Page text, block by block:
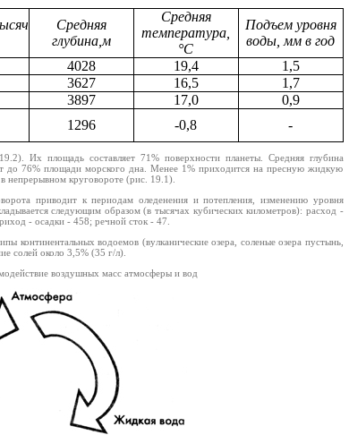
Средняя
глубина,м
Средняя
температура,
°С
Подъем уровня
воды, мм в год
4028 19,4
1,5
3627 16,5
1,7
3897 17,0
0,9
1296 -0,8 -
Их площадь составляет 71% поверхности планеты. Средняя глубина
76% площади морского дна. Менее 1% приходится на пресную жидкую
непрерывном круговороте (рис. 19.1).
приводит к периодам оледенения и потепления, изменению уровня
следующим образом (в тысячах кубических километров): расход -
- осадки - 458; речной сток - 47.
континентальных водоемов (вулканические озера, соленые озера пустынь,
солей около 3,5% (35 г/л).
воздушных масс атмосферы и вод